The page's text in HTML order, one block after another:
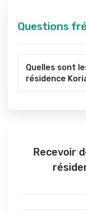
Questions
Quelles sont
résidence
Recevoir